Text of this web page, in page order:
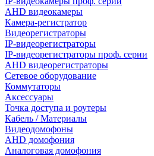
AHD видеокамеры
Камера-регистратор
Видеорегистраторы
IP-видеорегистраторы
IP-видеорегистраторы проф. серии
AHD видеорегистраторы
Сетевое оборудование
Коммутаторы
Аксессуары
Точка доступа и роутеры
Кабель / Материалы
Видеодомофоны
AHD домофония
Аналоговая домофония